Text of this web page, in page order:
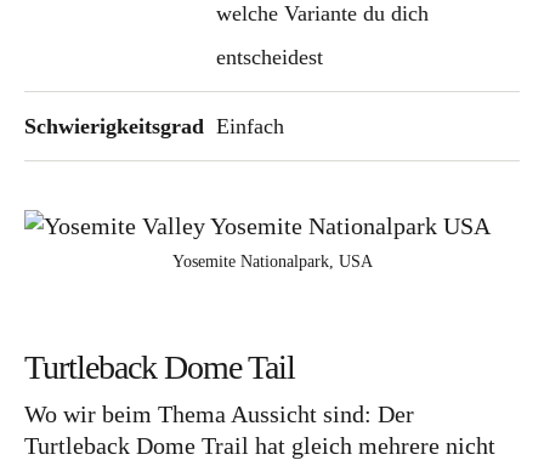
welche Variante du dich
entscheidest
Schwierigkeitsgrad Einfach
Yosemite Nationalpark, USA
Turtleback Dome Tail
Wo wir beim Thema Aussicht sind: Der
Turtleback Dome Trail hat gleich mehrere nicht